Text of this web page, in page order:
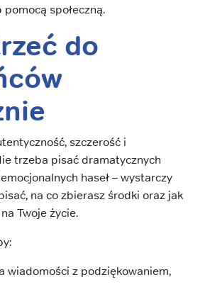
społeczną.
do
szczerość i
trzeba pisać dramatycznych
haseł – wystarczy
na co zbierasz środki oraz jak
Twoje życie.
wiadomości z podziękowaniem,